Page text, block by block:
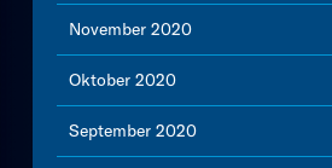
November 2020
Oktober 2020
September 2020